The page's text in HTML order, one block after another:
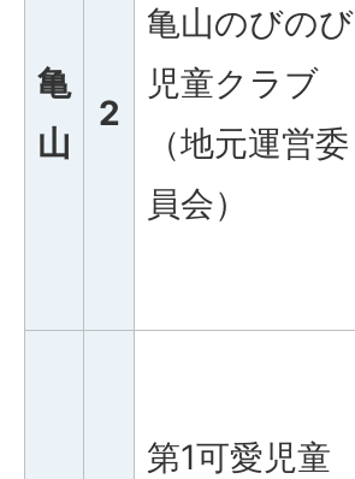
亀
山
2
亀山のびのび
児童クラブ
（地元運営委
員会）
第1可愛児童